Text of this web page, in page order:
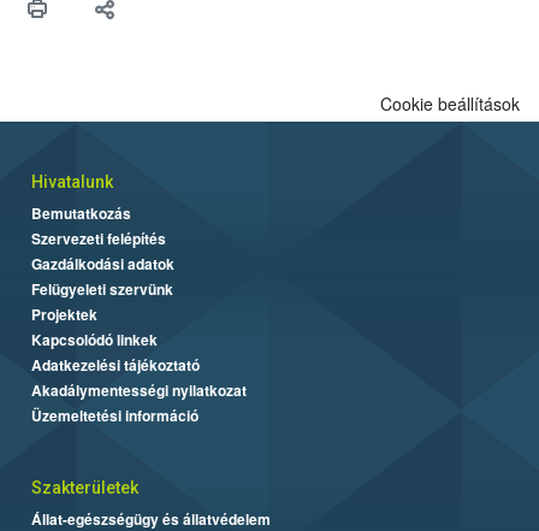
felhasználók számára is elérhető és ökológiai termesztésben is
Cookie beállítások
Hivatalunk
Bemutatkozás
Szervezeti felépítés
Gazdálkodási adatok
Felügyeleti szervünk
Projektek
Kapcsolódó linkek
Adatkezelési tájékoztató
Akadálymentességi nyilatkozat
Üzemeltetési információ
Szakterületek
Állat-egészségügy és állatvédelem